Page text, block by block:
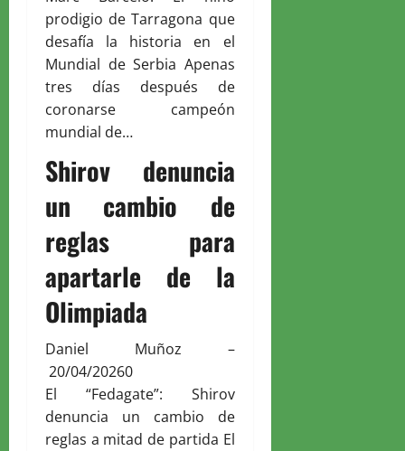
prodigio de Tarragona que
desafía la historia en el
Mundial de Serbia Apenas
tres días después de
coronarse campeón
mundial de…
Shirov denuncia
un cambio de
reglas para
apartarle de la
Olimpiada
Daniel Muñoz –
20/04/20260
El “Fedagate”: Shirov
denuncia un cambio de
reglas a mitad de partida El